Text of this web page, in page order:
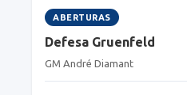
ABERTURAS
Defesa Gruenfeld
GM André Diamant